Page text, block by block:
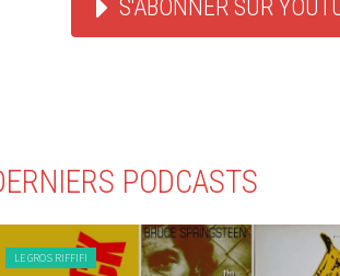
S'ABONNER SUR
PODCASTS
LE GROS RIFFIFI